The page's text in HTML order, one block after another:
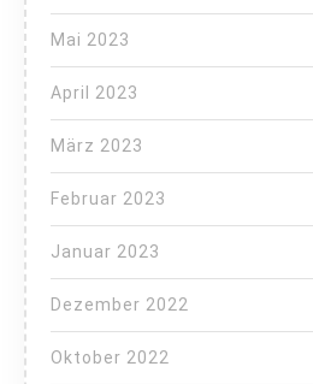
Mai 2023
April 2023
März 2023
Februar 2023
Januar 2023
Dezember 2022
Oktober 2022